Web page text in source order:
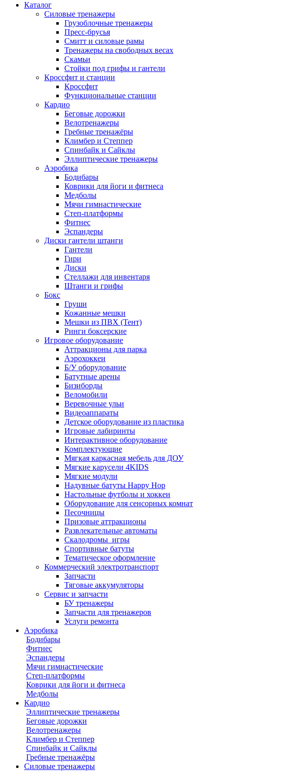
Каталог
Силовые тренажеры
Грузоблочные тренажеры
Пресс-брусья
Смитт и силовые рамы
Тренажеры на свободных весах
Скамьи
Стойки под грифы и гантели
Кроссфит и станции
Кроссфит
Функциональные станции
Кардио
Беговые дорожки
Велотренажеры
Гребные тренажёры
Климбер и Степпер
Спинбайк и Сайклы
Эллиптические тренажеры
Аэробика
Бодибары
Коврики для йоги и фитнеса
Медболы
Мячи гимнастические
Степ-платформы
Фитнес
Эспандеры
Диски гантели штанги
Гантели
Гири
Диски
Стеллажи для инвентаря
Штанги и грифы
Бокс
Груши
Кожанные мешки
Мешки из ПВХ (Тент)
Ринги боксерские
Игровое оборудование
Аттракционы для парка
Аэрохоккеи
Б/У оборудование
Батутные арены
Бизиборды
Веломобили
Веревочные ульи
Видеоаппараты
Детское оборудование из пластика
Игровые лабиринты
Интерактивное оборудование
Комплектующие
Мягкая каркасная мебель для ДОУ
Мягкие карусели 4KIDS
Мягкие модули
Надувные батуты Happy Hop
Настольные футболы и хоккеи
Оборудование для сенсорных комнат
Песочницы
Призовые аттракционы
Развлекательные автоматы
Скалодромы_игры
Спортивные батуты
Тематическое оформление
Коммерческий электротранспорт
Запчасти
Тяговые аккумуляторы
Сервис и запчасти
БУ тренажеры
Запчасти для тренажеров
Услуги ремонта
Аэробика
Бодибары
Фитнес
Эспандеры
Мячи гимнастические
Степ-платформы
Коврики для йоги и фитнеса
Медболы
Кардио
Эллиптические тренажеры
Беговые дорожки
Велотренажеры
Климбер и Степпер
Спинбайк и Сайклы
Гребные тренажёры
Силовые тренажеры